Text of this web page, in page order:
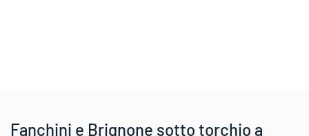
Fanchini e Brignone sotto torchio a